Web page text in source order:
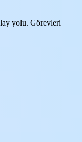
yolu. Görevleri